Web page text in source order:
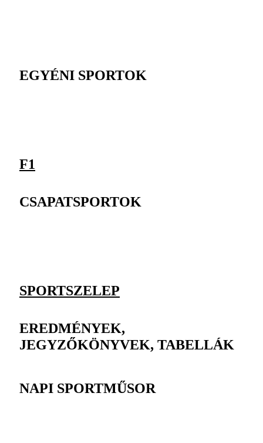
EGYÉNI SPORTOK
F1
CSAPATSPORTOK
SPORTSZELEP
EREDMÉNYEK,
JEGYZŐKÖNYVEK, TABELLÁK
NAPI SPORTMŰSOR